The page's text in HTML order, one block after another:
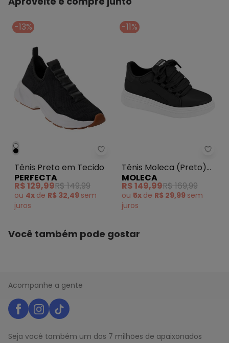
-13%
Perfecta - Tênis Preto em
Tênis Preto em Tecido
PERFECTA
R$ 129,99R$ 149,99
ou 4x de R$ 32,49 sem
juros
-11%
Tênis Moleca (Preto)
em Sintético
MOLECA
R$ 149,99R$ 169,99
ou 5x de R$ 29,99 sem
juros
Você também pode gostar
Acompanhe a gente
Seja você também um dos 7 milhões de apaixonados